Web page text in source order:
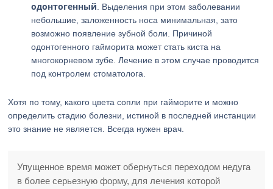
одонтогенный . Выделения при этом заболевании
небольшие, заложенность носа минимальная, зато
возможно появление зубной боли. Причиной
одонтогенного гайморита может стать киста на
многокорневом зубе. Лечение в этом случае проводится
под контролем стоматолога.
Хотя по тому, какого цвета сопли при гайморите и можно
определить стадию болезни, истиной в последней инстанции
это знание не является. Всегда нужен врач.
Упущенное время может обернуться переходом недуга
в более серьезную форму, для лечения которой